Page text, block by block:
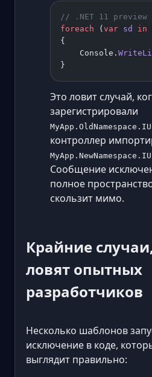
// .NET 11 preview
foreach (var sd in
{
    Console.
}
Это ловит случай,
зарегистрировали
контроллер
Сообщение
полное
скользит мимо.
Крайние
ловят опытных
разработчиков
Несколько шаблонов
исключение в коде,
выглядит правильно: